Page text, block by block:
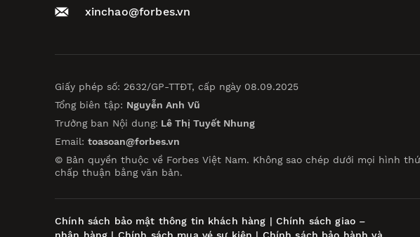
xinchao@forbes.vn
Giấy phép số: 2632/GP-TTĐT, cấp ngày 08.09.2025
Tổng biên tập: Nguyễn Anh Vũ
Trưởng ban Nội dung: Lê Thị Tuyết Nhung
Email: toasoan@forbes.vn
© Bản quyền thuộc về Forbes Việt Nam. Không sao chép dưới mọi hình
chấp thuận bằng văn bản.
Chính sách bảo mật thông tin khách hàng | Chính sách giao –
nhận hàng | Chính sách mua vé sự kiện | Chính sách bảo hành và